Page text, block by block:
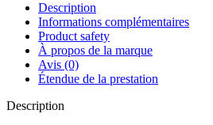
Description
Informations complémentaires
Product safety
À propos de la marque
Avis (0)
Étendue de la prestation
Description